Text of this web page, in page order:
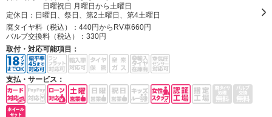
日曜祝日 月曜日から土曜日
定休日： 日曜日、祭日、第2土曜日、第4土曜日
廃タイヤ料（税込）： 440円からRV車660円
バルブ交換料（税込）： 330円
取付・対応可能項目：
支払・サービス：